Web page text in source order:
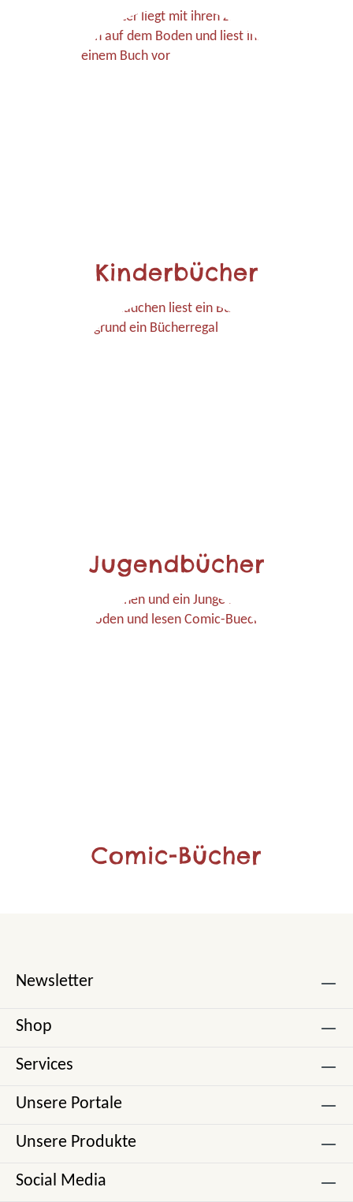
Kinderbücher
Jugendbücher
Comic-Bücher
Newsletter
Shop
Services
Unsere Portale
Unsere Produkte
Social Media